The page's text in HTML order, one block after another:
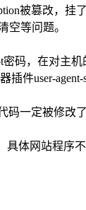
被篡改，挂
空等问题。
码，在对主
件user-
一定被修改
体网站程序